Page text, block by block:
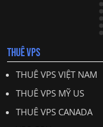
THUÊ VPS
THUÊ VPS VIỆT NAM
THUÊ VPS MỸ US
THUÊ VPS CANADA